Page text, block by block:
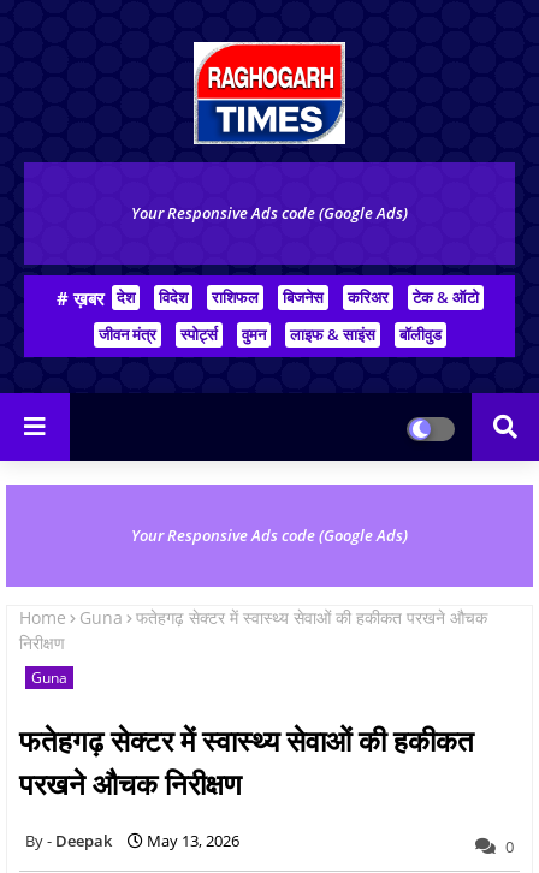
Your Responsive Ads code (Google Ads)
# ख़बर देश विदेश राशिफल बिजनेस करिअर
टेक & ऑटो
जीवन मंत्र
स्पोर्ट्स वुमन लाइफ & साइंस बॉलीवुड
Your Responsive Ads code (Google Ads)
Home Guna
फतेहगढ़ सेक्टर में स्वास्थ्य सेवाओं की हकीकत परखने औचक
निरीक्षण
Guna
फतेहगढ़ सेक्टर में स्वास्थ्य सेवाओं की हकीकत
परखने औचक निरीक्षण
Deepak May 13, 2026 0